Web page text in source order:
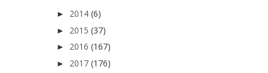
► 2014 (6)
► 2015 (37)
► 2016 (167)
► 2017 (176)